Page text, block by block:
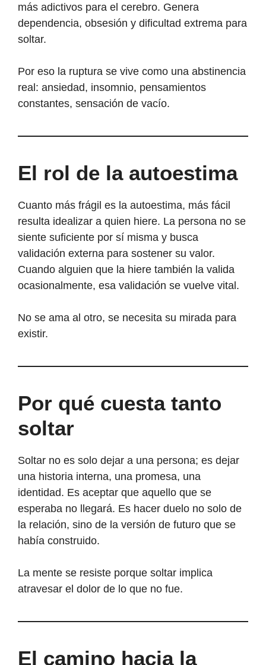
más adictivos para el cerebro. Genera
dependencia, obsesión y dificultad extrema para
soltar.
Por eso la ruptura se vive como una abstinencia
real: ansiedad, insomnio, pensamientos
constantes, sensación de vacío.
El rol de la autoestima
Cuanto más frágil es la autoestima, más fácil
resulta idealizar a quien hiere. La persona no se
siente suficiente por sí misma y busca
validación externa para sostener su valor.
Cuando alguien que la hiere también la valida
ocasionalmente, esa validación se vuelve vital.
No se ama al otro, se necesita su mirada para
existir.
Por qué cuesta tanto
soltar
Soltar no es solo dejar a una persona; es dejar
una historia interna, una promesa, una
identidad. Es aceptar que aquello que se
esperaba no llegará. Es hacer duelo no solo de
la relación, sino de la versión de futuro que se
había construido.
La mente se resiste porque soltar implica
atravesar el dolor de lo que no fue.
El camino hacia la